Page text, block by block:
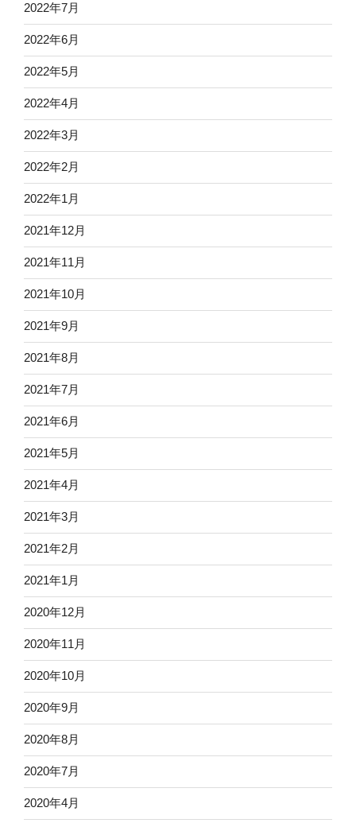
2022年7月
2022年6月
2022年5月
2022年4月
2022年3月
2022年2月
2022年1月
2021年12月
2021年11月
2021年10月
2021年9月
2021年8月
2021年7月
2021年6月
2021年5月
2021年4月
2021年3月
2021年2月
2021年1月
2020年12月
2020年11月
2020年10月
2020年9月
2020年8月
2020年7月
2020年4月